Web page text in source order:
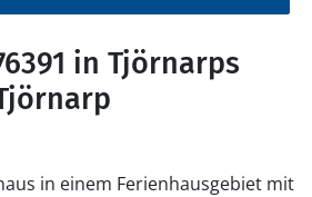
in Tjörnarps
in einem Ferienhausgebiet mit